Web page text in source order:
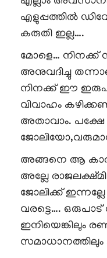
എളുപ്പത്തിൽ
കരുതി ഇല്ല….
മോളെ… നിനക്ക്
അനുവദിച്ചു
നിനക്ക് ഈ
വിവാഹം
അതാവാം. പക്ഷേ
അങ്ങനെ ആ
അല്ലേ
ജോലിക്ക്
വരട്ടെ….
ഇനിയെങ്കിലും
സമാധാനത്തിലും